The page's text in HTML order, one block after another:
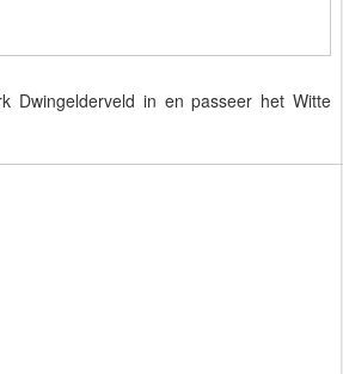
Dwingelderveld in en passeer het Witte